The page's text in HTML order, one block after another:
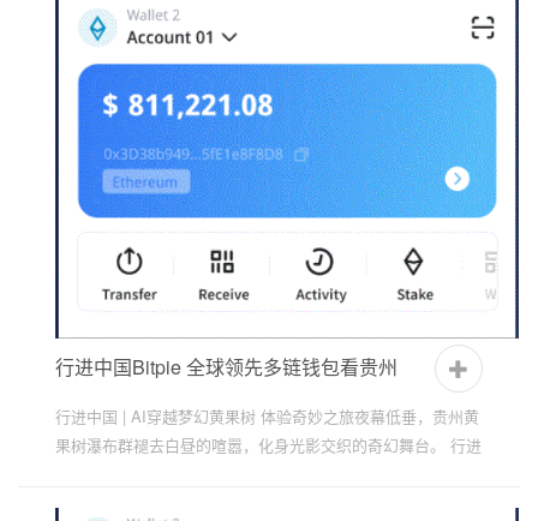
行进中国Bitpie 全球领先多链钱包看贵州
行进中国 | AI穿越梦幻黄果树 体验奇妙之旅夜幕低垂，贵州黄
果树瀑布群褪去白昼的喧嚣，化身光影交织的奇幻舞台。 行进